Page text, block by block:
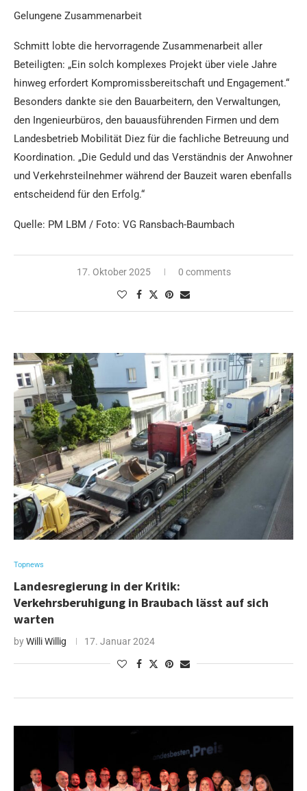
Gelungene Zusammenarbeit
Schmitt lobte die hervorragende Zusammenarbeit aller
Beteiligten: „Ein solch komplexes Projekt über viele Jahre
hinweg erfordert Kompromissbereitschaft und Engagement.“
Besonders dankte sie den Bauarbeitern, den Verwaltungen,
den Ingenieurbüros, den bauausführenden Firmen und dem
Landesbetrieb Mobilität Diez für die fachliche Betreuung und
Koordination. „Die Geduld und das Verständnis der Anwohner
und Verkehrsteilnehmer während der Bauzeit waren ebenfalls
entscheidend für den Erfolg.“
Quelle: PM LBM / Foto: VG Ransbach-Baumbach
17. Oktober 2025 0 comments
Topnews
Landesregierung in der Kritik:
Verkehrsberuhigung in Braubach lässt auf sich
warten
byWilli Willig 17. Januar 2024